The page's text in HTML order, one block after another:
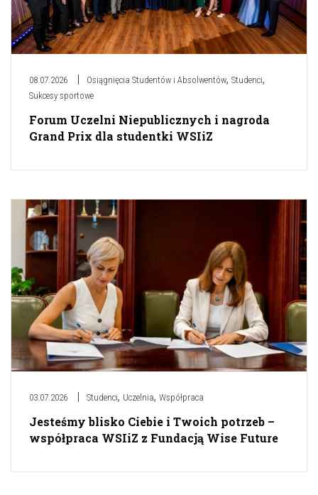
08.07.2026 Osiągnięcia Studentów i Absolwentów, Studenci,
Sukcesy sportowe
Forum Uczelni Niepublicznych i nagroda
Grand Prix dla studentki WSIiZ
03.07.2026 Studenci, Uczelnia, Współpraca
Jesteśmy blisko Ciebie i Twoich potrzeb –
współpraca WSIiZ z Fundacją Wise Future